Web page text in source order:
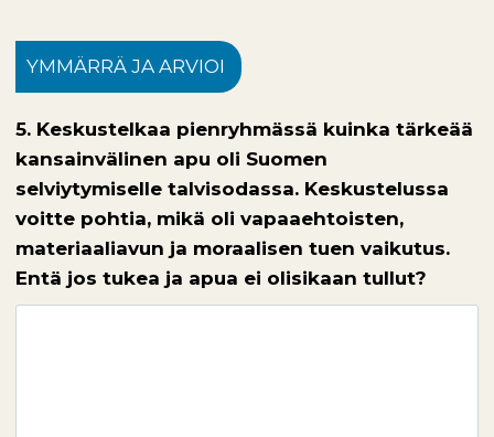
YMMÄRRÄ JA ARVIOI
5. Keskustelkaa pienryhmässä kuinka tärkeää
kansainvälinen apu oli Suomen
selviytymiselle talvisodassa. Keskustelussa
voitte pohtia, mikä oli vapaaehtoisten,
materiaaliavun ja moraalisen tuen vaikutus.
Entä jos tukea ja apua ei olisikaan tullut?